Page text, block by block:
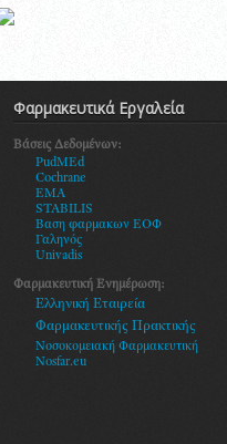
Φαρμακευτικά Εργαλεία
Βάσεις Δεδομένων:
PudMEd
Cochrane
EMA
STABILIS
Βαση φαρμακων ΕΟΦ
Γαληνός
Univadis
Φαρμακευτική Ενημέρωση:
Ελληνική Εταιρεία
Φαρμακευτικής Πρακτικής
Νοσοκομειακή Φαρμακευτική
Nosfar.eu